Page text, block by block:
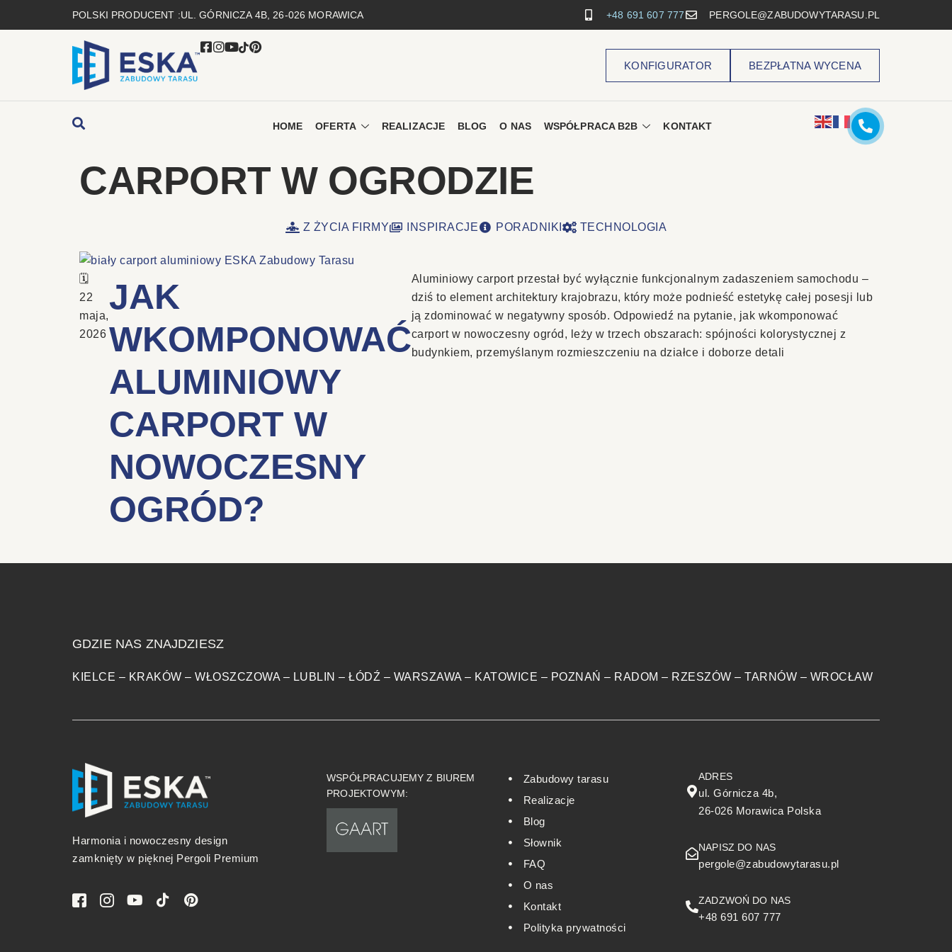
POLSKI PRODUCENT :UL. GÓRNICZA 4B, 26-026 MORAWICA +48 691 607 777 PERGOLE@ZABUDOWYTARASU.PL
KONFIGURATOR BEZPŁATNA WYCENA
HOME OFERTA REALIZACJE BLOG O NAS WSPÓŁPRACA B2B KONTAKT
CARPORT W OGRODZIE
Z ŻYCIA FIRMY INSPIRACJE PORADNIKI TECHNOLOGIA
JAK
WKOMPONOWAĆ
ALUMINIOWY
CARPORT W
NOWOCZESNY
OGRÓD?
22
maja,
2026
Aluminiowy carport przestał być wyłącznie funkcjonalnym zadaszeniem samochodu –
dziś to element architektury krajobrazu, który może podnieść estetykę całej posesji lub
ją zdominować w negatywny sposób. Odpowiedź na pytanie, jak wkomponować
carport w nowoczesny ogród, leży w trzech obszarach: spójności kolorystycznej z
budynkiem, przemyślanym rozmieszczeniu na działce i doborze detali
GDZIE NAS ZNAJDZIESZ
KIELCE – KRAKÓW – WŁOSZCZOWA – LUBLIN – ŁÓDŹ – WARSZAWA – KATOWICE – POZNAŃ – RADOM – RZESZÓW – TARNÓW – WROCŁAW
Harmonia i nowoczesny design
zamknięty w pięknej Pergoli Premium
WSPÓŁPRACUJEMY Z BIUREM
PROJEKTOWYM:
Zabudowy tarasu
Realizacje
Blog
Słownik
FAQ
O nas
Kontakt
Polityka prywatności
ADRES
ul. Górnicza 4b,
26-026 Morawica Polska
NAPISZ DO NAS
pergole@zabudowytarasu.pl
ZADZWOŃ DO NAS
+48 691 607 777